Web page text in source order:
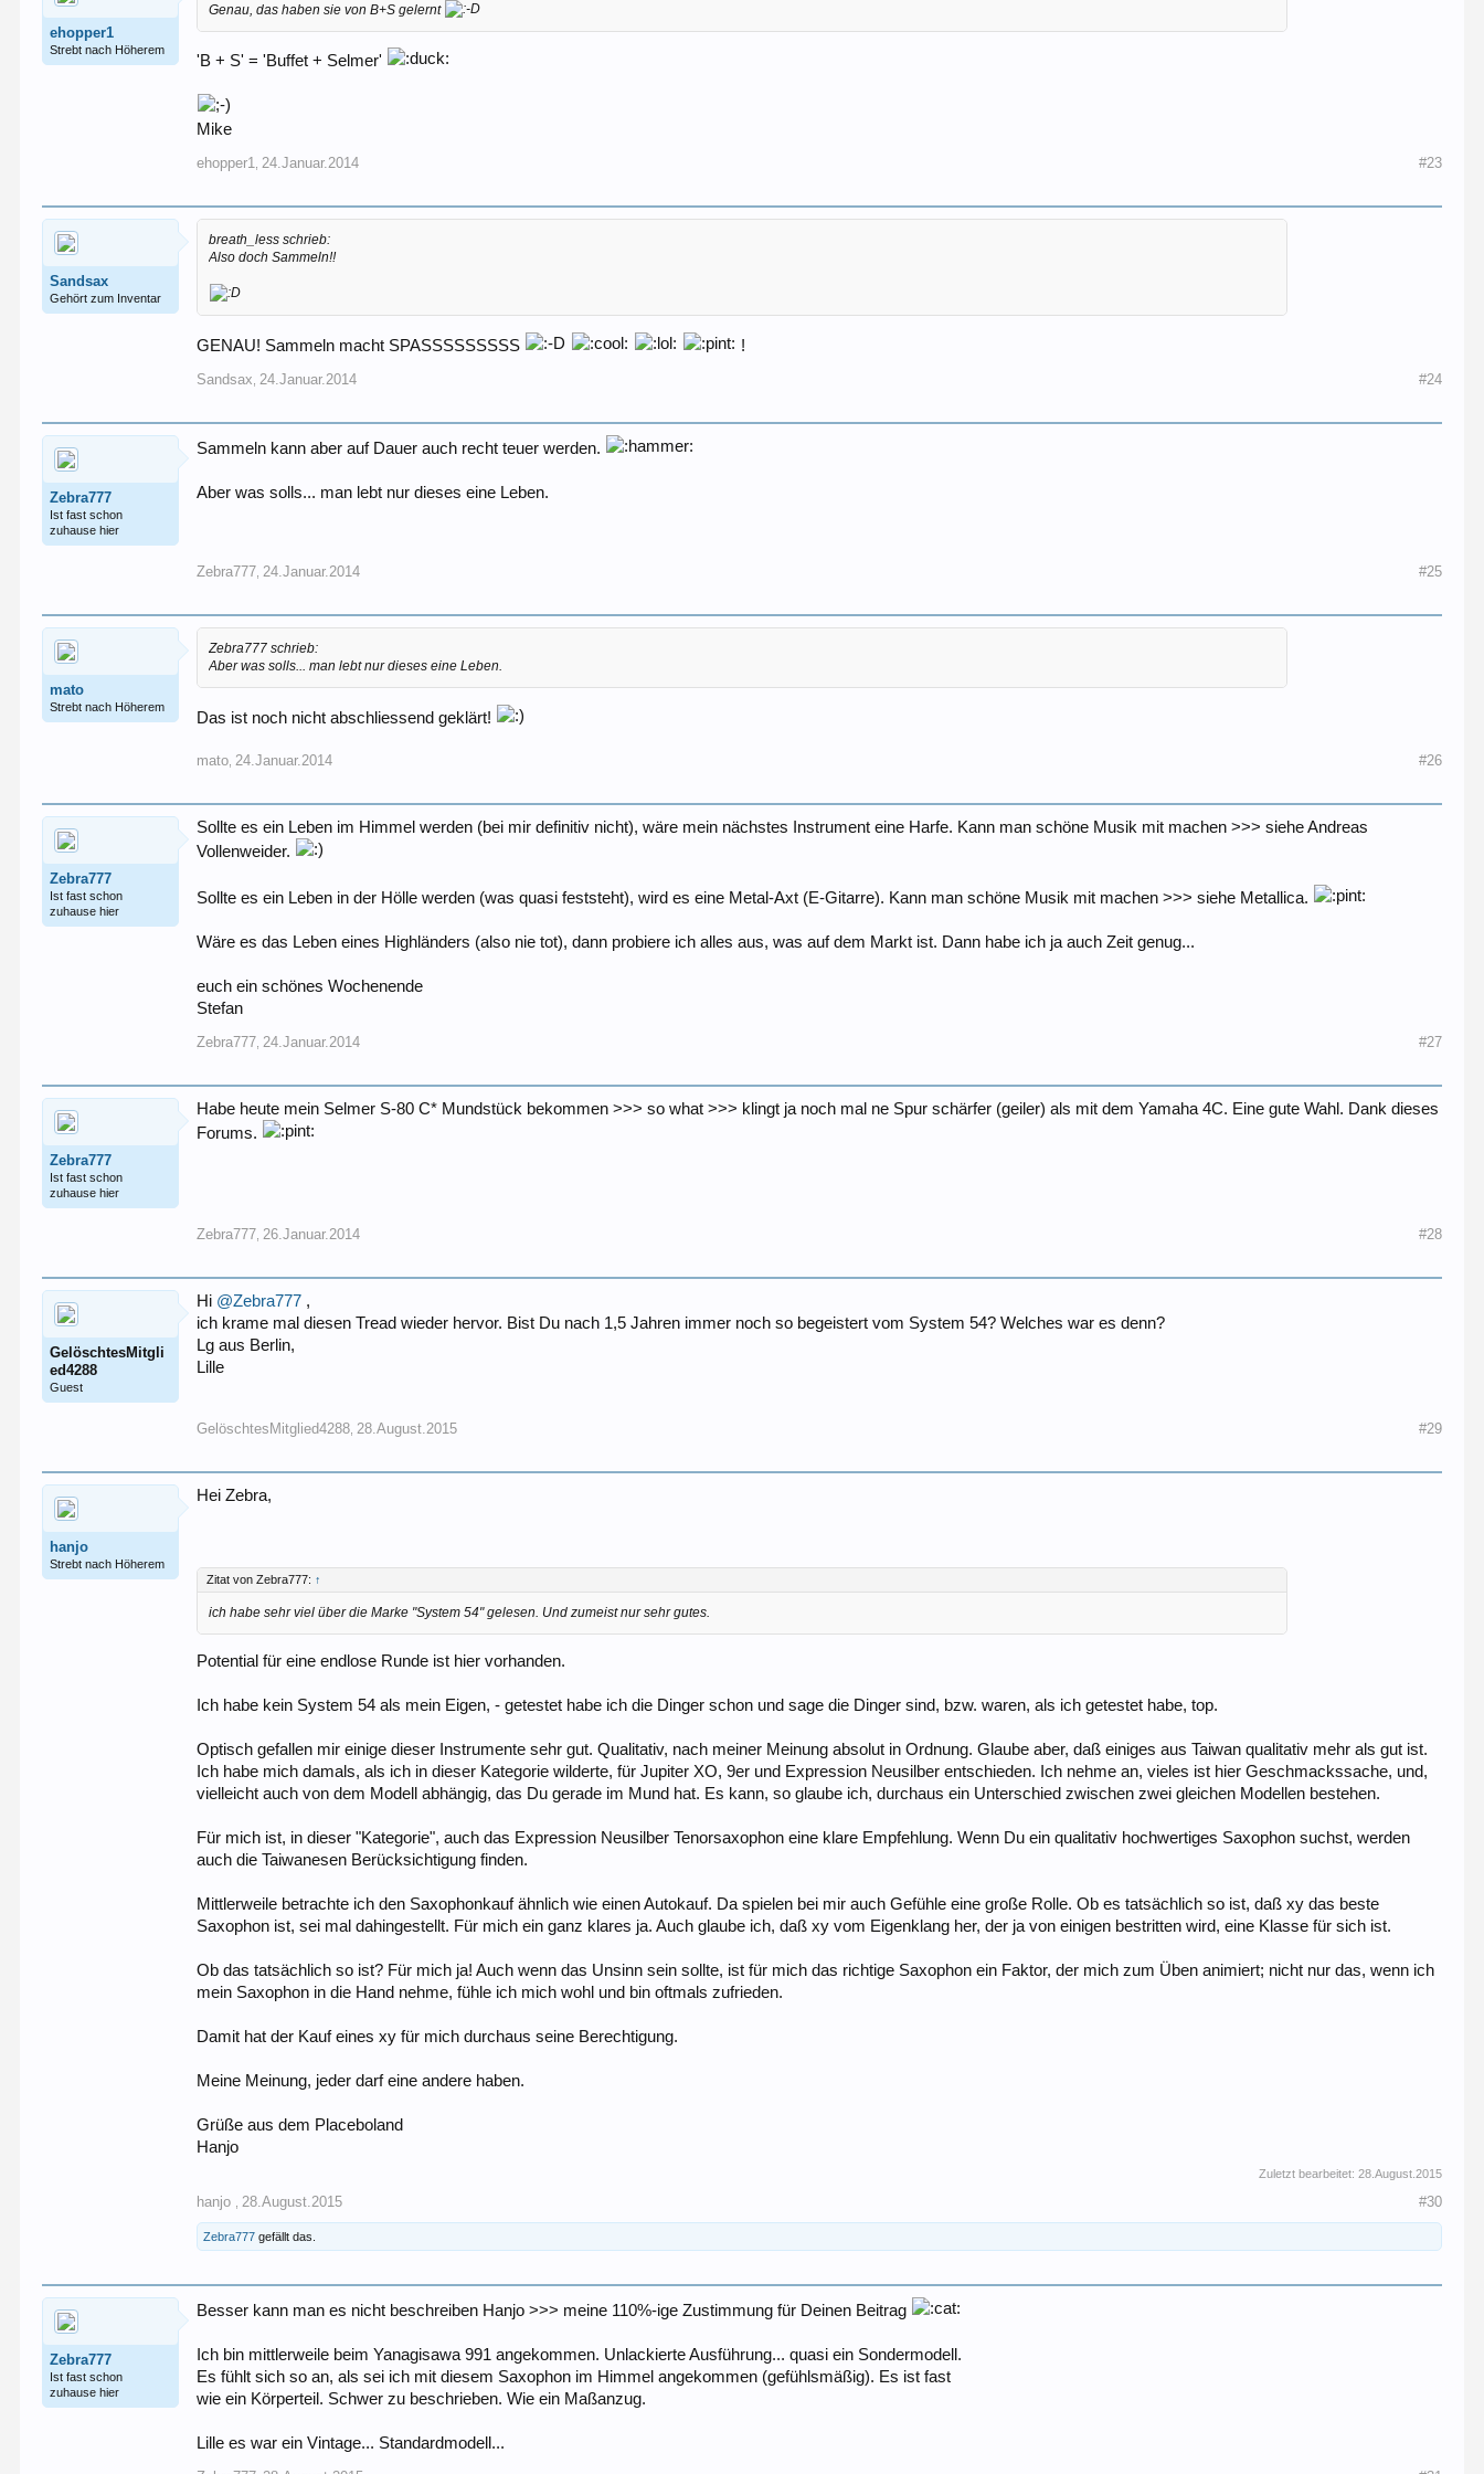
ehopper1
Strebt nach Höherem
Genau, das haben sie von B+S gelernt
'B + S' = 'Buffet + Selmer'
Mike
ehopper1 24.Januar.2014 #23
Sandsax
Gehört zum Inventar
breath_less schrieb:
Also doch Sammeln!!
GENAU! Sammeln macht SPASSSSSSSSS !
Sandsax 24.Januar.2014 #24
Zebra777
Ist fast schon
zuhause hier
Sammeln kann aber auf Dauer auch recht teuer werden.
Aber was solls... man lebt nur dieses eine Leben.
Zebra777 24.Januar.2014 #25
mato
Strebt nach Höherem
Zebra777 schrieb:
Aber was solls... man lebt nur dieses eine Leben.
Das ist noch nicht abschliessend geklärt!
mato 24.Januar.2014 #26
Zebra777
Ist fast schon
zuhause hier
Sollte es ein Leben im Himmel werden (bei mir definitiv nicht), wäre mein nächstes Instrument eine Harfe. Kann man schöne Musik mit machen >>> siehe Andreas
Vollenweider.
Sollte es ein Leben in der Hölle werden (was quasi feststeht), wird es eine Metal-Axt (E-Gitarre). Kann man schöne Musik mit machen >>> siehe Metallica.
Wäre es das Leben eines Highländers (also nie tot), dann probiere ich alles aus, was auf dem Markt ist. Dann habe ich ja auch Zeit genug...
euch ein schönes Wochenende
Stefan
Zebra777 24.Januar.2014 #27
Zebra777
Ist fast schon
zuhause hier
Habe heute mein Selmer S-80 C* Mundstück bekommen >>> so what >>> klingt ja noch mal ne Spur schärfer (geiler) als mit dem Yamaha 4C. Eine gute Wahl. Dank dieses
Forums.
Zebra777 26.Januar.2014 #28
GelöschtesMitgli
ed4288
Guest
Hi @Zebra777 ,
ich krame mal diesen Tread wieder hervor. Bist Du nach 1,5 Jahren immer noch so begeistert vom System 54? Welches war es denn?
Lg aus Berlin,
Lille
GelöschtesMitglied4288 28.August.2015 #29
hanjo
Strebt nach Höherem
Hei Zebra,
Zitat von Zebra777: ↑
ich habe sehr viel über die Marke "System 54" gelesen. Und zumeist nur sehr gutes.
Potential für eine endlose Runde ist hier vorhanden.
Ich habe kein System 54 als mein Eigen, - getestet habe ich die Dinger schon und sage die Dinger sind, bzw. waren, als ich getestet habe, top.
Optisch gefallen mir einige dieser Instrumente sehr gut. Qualitativ, nach meiner Meinung absolut in Ordnung. Glaube aber, daß einiges aus Taiwan qualitativ mehr als gut ist.
Ich habe mich damals, als ich in dieser Kategorie wilderte, für Jupiter XO, 9er und Expression Neusilber entschieden. Ich nehme an, vieles ist hier Geschmackssache, und,
vielleicht auch von dem Modell abhängig, das Du gerade im Mund hat. Es kann, so glaube ich, durchaus ein Unterschied zwischen zwei gleichen Modellen bestehen.
Für mich ist, in dieser "Kategorie", auch das Expression Neusilber Tenorsaxophon eine klare Empfehlung. Wenn Du ein qualitativ hochwertiges Saxophon suchst, werden
auch die Taiwanesen Berücksichtigung finden.
Mittlerweile betrachte ich den Saxophonkauf ähnlich wie einen Autokauf. Da spielen bei mir auch Gefühle eine große Rolle. Ob es tatsächlich so ist, daß xy das beste
Saxophon ist, sei mal dahingestellt. Für mich ein ganz klares ja. Auch glaube ich, daß xy vom Eigenklang her, der ja von einigen bestritten wird, eine Klasse für sich ist.
Ob das tatsächlich so ist? Für mich ja! Auch wenn das Unsinn sein sollte, ist für mich das richtige Saxophon ein Faktor, der mich zum Üben animiert; nicht nur das, wenn ich
mein Saxophon in die Hand nehme, fühle ich mich wohl und bin oftmals zufrieden.
Damit hat der Kauf eines xy für mich durchaus seine Berechtigung.
Meine Meinung, jeder darf eine andere haben.
Grüße aus dem Placeboland
Hanjo
Zuletzt bearbeitet: 28.August.2015
hanjo 28.August.2015 #30
Zebra777 gefällt das.
Zebra777
Ist fast schon
zuhause hier
Besser kann man es nicht beschreiben Hanjo >>> meine 110%-ige Zustimmung für Deinen Beitrag
Ich bin mittlerweile beim Yanagisawa 991 angekommen. Unlackierte Ausführung... quasi ein Sondermodell.
Es fühlt sich so an, als sei ich mit diesem Saxophon im Himmel angekommen (gefühlsmäßig). Es ist fast
wie ein Körperteil. Schwer zu beschrieben. Wie ein Maßanzug.
Lille es war ein Vintage... Standardmodell...